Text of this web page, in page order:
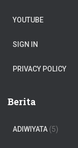
YOUTUBE
SIGN IN
PRIVACY POLICY
Berita
ADIWIYATA (5)